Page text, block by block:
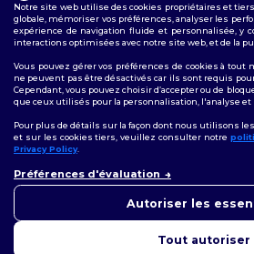
Conditions Générales|Politique de
Confidentialité|Politique de Cookies|Plan du
Suivez-nous
Notre site web utilise des cookies propriétaires et
globale, mémoriser vos préférences, analyser les
expérience de navigation fluide et personnalisée, y
interactions optimisées avec notre site web, et de la
Vous pouvez gérer vos préférences de cookies à tout
ne peuvent pas être désactivés car ils sont requis
Cependant, vous pouvez choisir d’accepter ou de
que ceux utilisés pour la personnalisation, l'analyse et
Pour plus de détails sur la façon dont nous utilisons
et sur les cookies tiers, veuillez consulter notre
Privacy Policy.
Préférences d'évaluation
Autoriser les
Tout autoriser
pouvez
pour vous